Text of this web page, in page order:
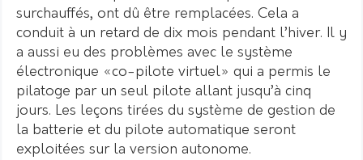
surchauffés, ont dû être remplacées. Cela a
conduit à un retard de dix mois pendant l’hiver. Il y
a aussi eu des problèmes avec le système
électronique «co-pilote virtuel» qui a permis le
pilatoge par un seul pilote allant jusqu’à cinq
jours. Les leçons tirées du système de gestion de
la batterie et du pilote automatique seront
exploitées sur la version autonome.